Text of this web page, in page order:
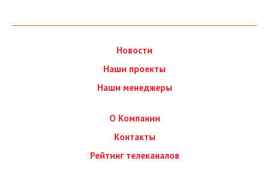
Новости
Наши проекты
Наши менеджеры
О Компании
Контакты
Рейтинг телеканалов